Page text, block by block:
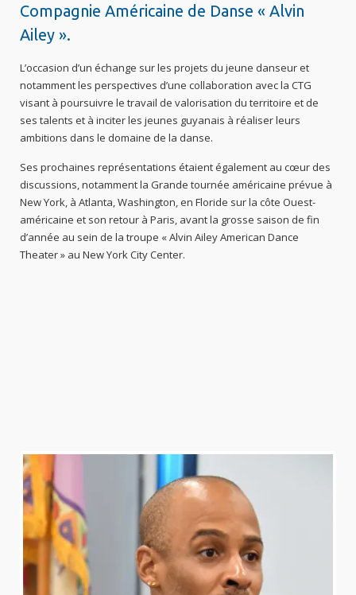
Compagnie Américaine de Danse « Alvin
Ailey ».
L’occasion d’un échange sur les projets du jeune danseur et
notamment les perspectives d’une collaboration avec la CTG
visant à poursuivre le travail de valorisation du territoire et de
ses talents et à inciter les jeunes guyanais à réaliser leurs
ambitions dans le domaine de la danse.
Ses prochaines représentations étaient également au cœur des
discussions, notamment la Grande tournée américaine prévue à
New York, à Atlanta, Washington, en Floride sur la côte Ouest-
américaine et son retour à Paris, avant la grosse saison de fin
d’année au sein de la troupe « Alvin Ailey American Dance
Theater » au New York City Center.